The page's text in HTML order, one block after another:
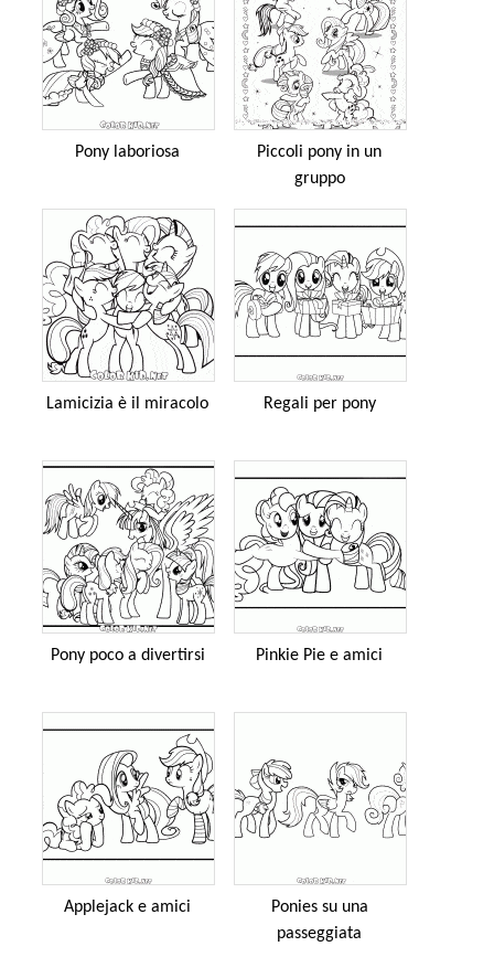
Pony laboriosa
Piccoli pony in un
gruppo
Lamicizia è il miracolo Regali per pony
Pony poco a divertirsi Pinkie Pie e amici
Applejack e amici
Ponies su una
passeggiata